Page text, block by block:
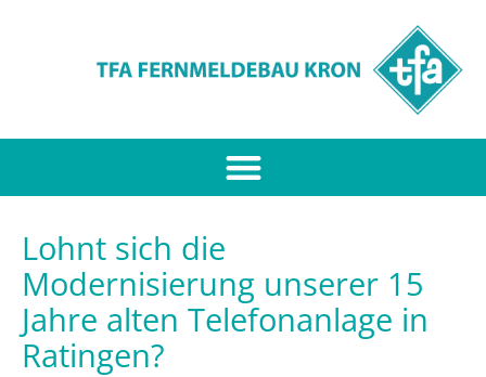
Lohnt sich die
Modernisierung unserer 15
Jahre alten Telefonanlage in
Ratingen?